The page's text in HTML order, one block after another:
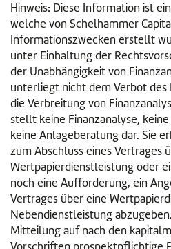
Hinweis: Diese Information ist
welche von Schelhammer
Informationszwecken erstellt
unter Einhaltung der
der Unabhängigkeit von
unterliegt nicht dem Verbot des
die Verbreitung von
stellt keine Finanzanalyse,
keine Anlageberatung dar. Sie
zum Abschluss eines Vertrages
Wertpapierdienstleistung oder
noch eine Aufforderung, ein
Vertrages über eine
Nebendienstleistung
Mitteilung auf nach den